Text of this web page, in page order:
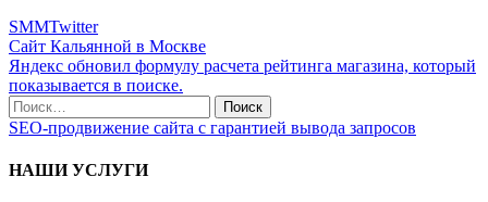
SMMTwitter
Сайт Кальянной в Москве
Яндекс обновил формулу расчета рейтинга магазина, который
показывается в поиске.
SEO-продвижение сайта с гарантией вывода запросов
НАШИ УСЛУГИ